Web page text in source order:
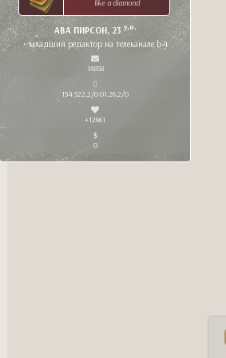
like a diamond
АВА ПИРСОН, 23y.o.
• младший редактор на телеканале b-4
14858
134 522,2/0 01.26,2/0
+12661
0